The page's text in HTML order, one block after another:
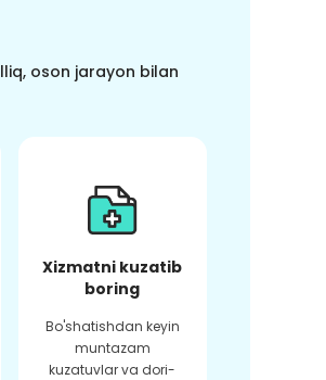
oson jarayon bilan
Xizmatni kuzatib
boring
Bo'shatishdan keyin
muntazam
kuzatuvlar va dori-